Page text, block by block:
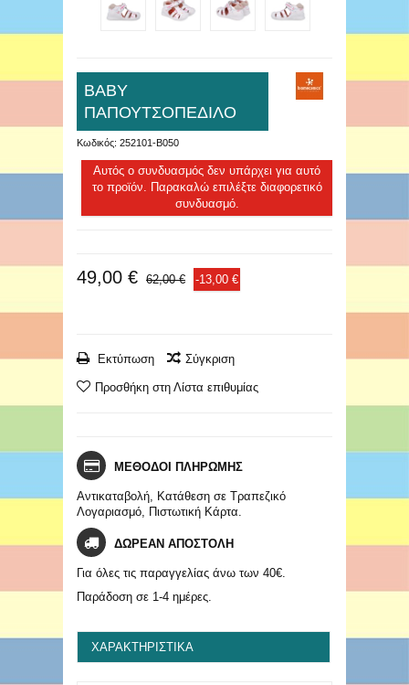
ΒΑΒΥ
ΠΑΠΟΥΤΣΟΠΕΔΙΛΟ
Κωδικός: 252101-B050
Αυτός ο συνδυασμός δεν υπάρχει για αυτό
το προϊόν. Παρακαλώ επιλέξτε διαφορετικό
συνδυασμό.
49,00 € 62,00 € -13,00 €
Εκτύπωση Σύγκριση
Προσθήκη στη Λίστα επιθυμίας
ΜΕΘΟΔΟΙ ΠΛΗΡΩΜΗΣ
Αντικαταβολή, Κατάθεση σε Τραπεζικό
Λογαριασμό, Πιστωτική Κάρτα.
ΔΩΡΕΑΝ ΑΠΟΣΤΟΛΗ
Για όλες τις παραγγελίας άνω των 40€.
Παράδοση σε 1-4 ημέρες.
ΧΑΡΑΚΤΗΡΙΣΤΙΚΆ